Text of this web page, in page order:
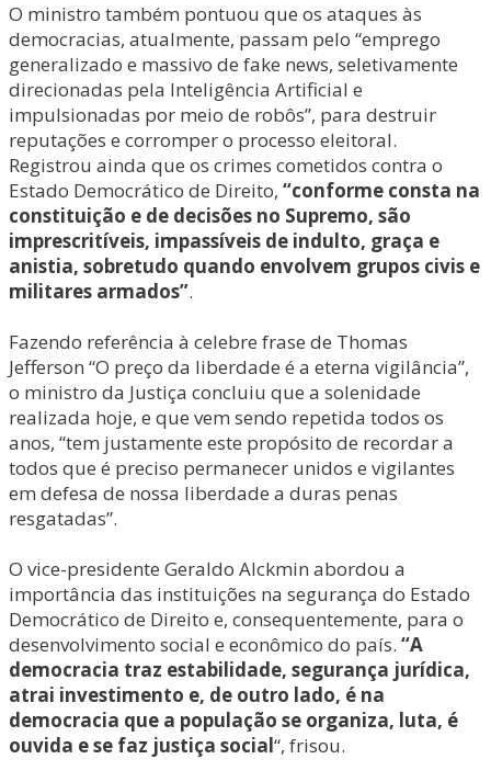
O ministro também pontuou que os ataques às
democracias, atualmente, passam pelo “emprego
generalizado e massivo de fake news, seletivamente
direcionadas pela Inteligência Artificial e
impulsionadas por meio de robôs”, para destruir
reputações e corromper o processo eleitoral.
Registrou ainda que os crimes cometidos contra o
Estado Democrático de Direito, “conforme consta na
constituição e de decisões no Supremo, são
imprescritíveis, impassíveis de indulto, graça e
anistia, sobretudo quando envolvem grupos civis e
militares armados”.
Fazendo referência à celebre frase de Thomas
Jefferson “O preço da liberdade é a eterna vigilância”,
o ministro da Justiça concluiu que a solenidade
realizada hoje, e que vem sendo repetida todos os
anos, “tem justamente este propósito de recordar a
todos que é preciso permanecer unidos e vigilantes
em defesa de nossa liberdade a duras penas
resgatadas”.
O vice-presidente Geraldo Alckmin abordou a
importância das instituições na segurança do Estado
Democrático de Direito e, consequentemente, para o
desenvolvimento social e econômico do país. “A
democracia traz estabilidade, segurança jurídica,
atrai investimento e, de outro lado, é na
democracia que a população se organiza, luta, é
ouvida e se faz justiça social“, frisou.